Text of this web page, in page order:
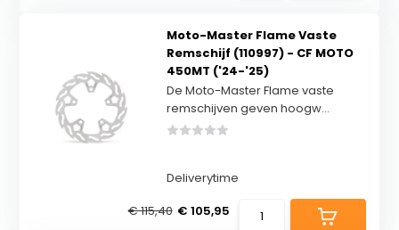
Moto-Master Flame Vaste
Remschijf (110997) - CF MOTO
450MT ('24-'25)
De Moto-Master Flame vaste
remschijven geven hoogw...
Deliverytime
€ 115,40 € 105,95